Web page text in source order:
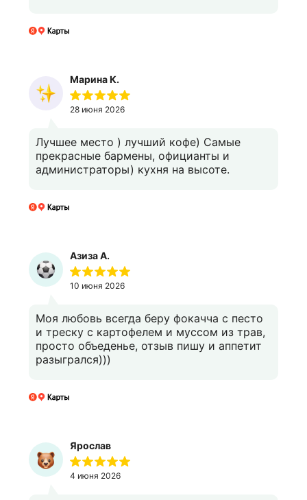
Марина К.
28 июня 2026
Лучшее место ) лучший кофе) Самые
прекрасные бармены, официанты и
администраторы) кухня на высоте.
Азиза А.
10 июня 2026
Моя любовь всегда беру фокачча с песто
и треску с картофелем и муссом из трав,
просто объеденье, отзыв пишу и аппетит
разыгрался)))
Ярослав
4 июня 2026